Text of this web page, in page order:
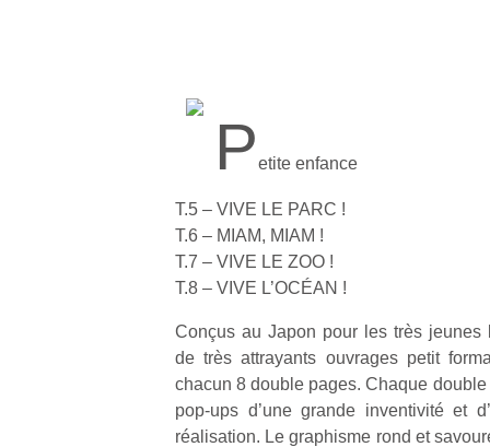
Petite enfance
T.5 – VIVE LE PARC !
T.6 – MIAM, MIAM !
T.7 – VIVE LE ZOO !
T.8 – VIVE L’OCÉAN !
Conçus au Japon pour les très jeunes
de très attrayants ouvrages petit
chacun 8 double pages. Chaque
pop-ups d’une grande inventivité et
réalisation. Le graphisme rond et